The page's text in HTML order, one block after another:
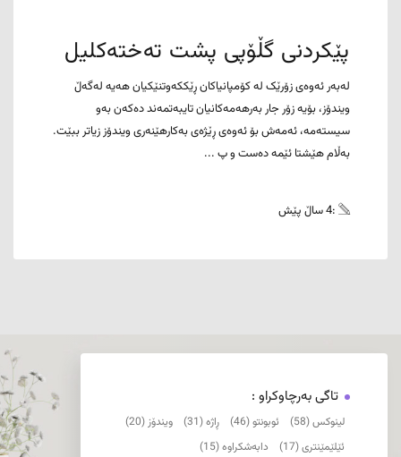
پێکردنی گڵۆپی پشت تەختەکلیل
لەبەر ئەوەی زۆرێک لە کۆمپانیاکان ڕێککەوتنێکیان هەیە لەگەڵ
ویندۆز، بۆیە زۆر جار بەرهەمەکانیان تایبەتمەند دەکەن بەو
سیستەمە، ئەمەش بۆ ئەوەی ڕێژەی بەکارهێنەری ویندۆز زیاتر ببێت.
بەڵام هێشتا ئێمە دەست و پ ...
:4 ساڵ پێش
تاگی بەرچاوکراو :
لینوکس (58) ئوبونتو (46) ڕاژە (31)
ویندۆز (20)
ئێلێمێنتری (17)
دابەشکراوە (15)